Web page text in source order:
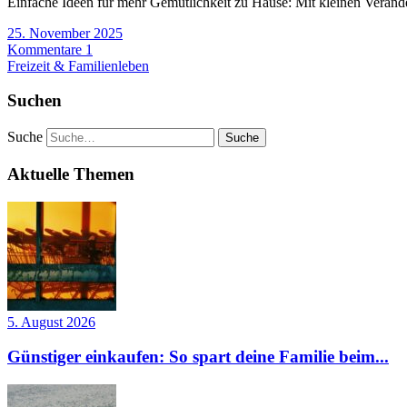
25. November 2025
Kommentare 1
Freizeit & Familienleben
Suchen
Suche
Aktuelle Themen
5. August 2026
Günstiger einkaufen: So spart deine Familie beim...